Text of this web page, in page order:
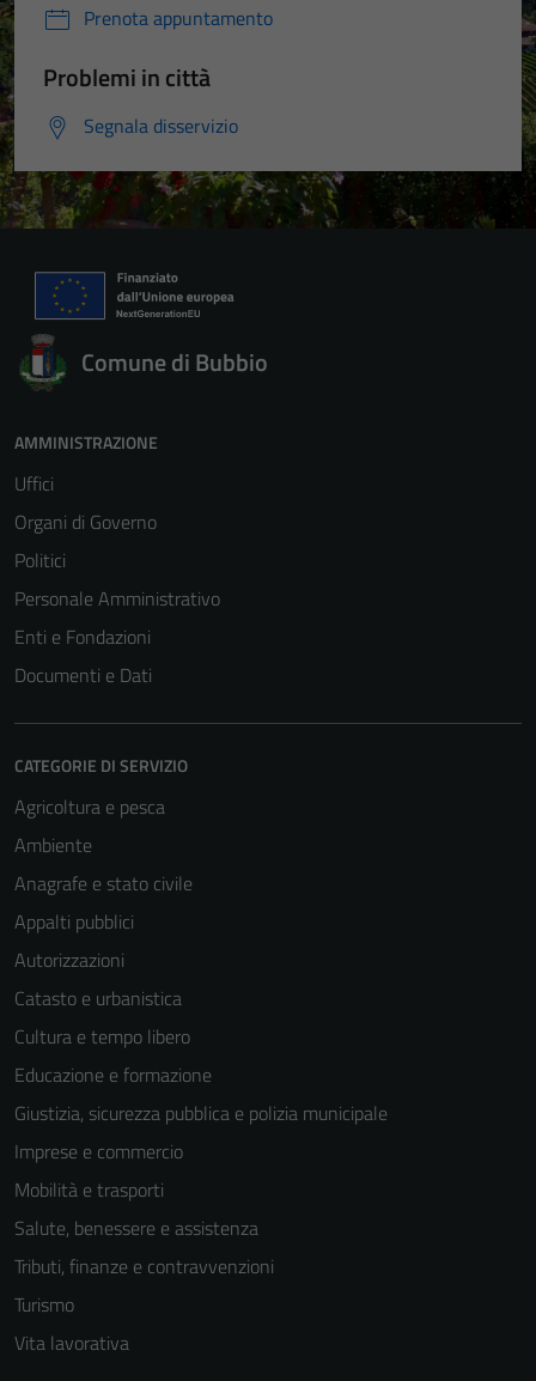
Prenota appuntamento
Problemi in città
Segnala disservizio
Comune di Bubbio
AMMINISTRAZIONE
Uffici
Organi di Governo
Politici
Personale Amministrativo
Enti e Fondazioni
Documenti e Dati
CATEGORIE DI SERVIZIO
Agricoltura e pesca
Ambiente
Anagrafe e stato civile
Appalti pubblici
Autorizzazioni
Catasto e urbanistica
Cultura e tempo libero
Educazione e formazione
Giustizia, sicurezza pubblica e polizia municipale
Imprese e commercio
Mobilità e trasporti
Salute, benessere e assistenza
Tributi, finanze e contravvenzioni
Turismo
Vita lavorativa